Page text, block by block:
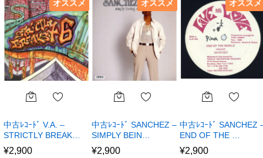
オススメ
中古ﾚｺｰﾄﾞ V.A. –
STRICTLY BREAK…
¥2,900
オススメ
中古ﾚｺｰﾄﾞ SANCHEZ –
SIMPLY BEIN…
¥2,900
オススメ
中古ﾚｺｰﾄﾞ SANCHEZ
END OF THE …
¥2,900